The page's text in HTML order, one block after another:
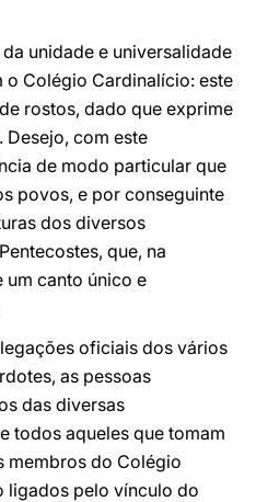
unidade e universalidade
o Colégio Cardinalício: este
rostos, dado que exprime
Desejo, com este
de modo particular que
povos, e por conseguinte
dos diversos
que, na
um canto único e
oficiais dos vários
as pessoas
das diversas
todos aqueles que tomam
membros do Colégio
ligados pelo vínculo do